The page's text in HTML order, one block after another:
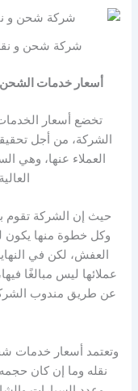
شركة شحن و
أسعار خدمات
تخضع أسعار
الشركة، من أجل
العملاء عنها، وهي
حيث إن الشركة تقوم
وكل خطوة منها يكون
العفش، لكن في
عملائها ليس مبالغًا
عن طريق مندوب
وتعتمد أسعار خدمات
نقله وما إن كان حجمه